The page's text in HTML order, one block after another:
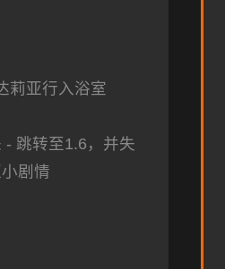
莉亚行入浴室
- 跳转至1.6，并失
剧情